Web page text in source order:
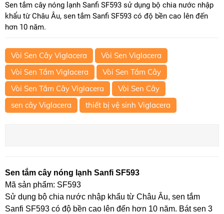
Sen tắm cây nóng lạnh Sanfi SF593 sử dụng bộ chia nước nhập
khẩu từ Châu Âu, sen tắm Sanfi SF593 có độ bền cao lên đến
hơn 10 năm.
Vòi Sen Cây Viglacera
Vòi Sen Viglacera
Vòi Sen Tắm Viglacera
Vòi Sen Tắm Cây
Vòi Sen Tắm Cây Viglacera
Vòi Sen Cây
sen cây Viglacera
thiết bị vệ sinh Viglacera
Sen tắm cây nóng lạnh Sanfi SF593
Mã sản phẩm: SF593
Sử dụng bộ chia nước nhập khẩu từ Châu Âu, sen tắm
Sanfi SF593 có độ bền cao lên đến hơn 10 năm. Bát sen 3